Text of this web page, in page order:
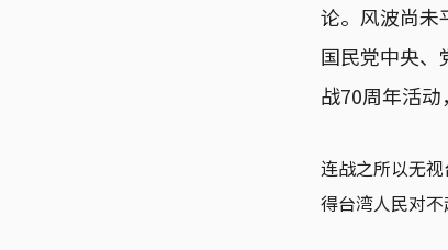
论。风波尚未
国民党中央、
战70周年活动
连战之所以无
得台湾人民对不